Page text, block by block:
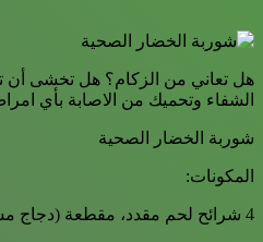
هل تعاني من الزكام؟ هل تخشى أن
الشفاء وتحميك من الاصابة بأي
شوربة الخضار الصحية
المكونات:
4 شرائح لحم مقدد، مقطعة (دجاج مسلوق)